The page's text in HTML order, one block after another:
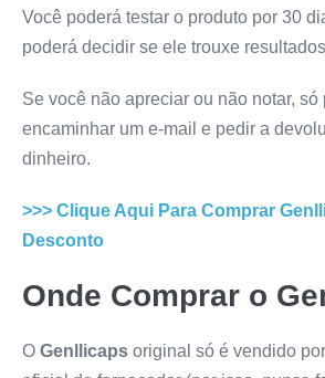
Você poderá testar o produto por 30
poderá decidir se ele trouxe
Se você não apreciar ou não notar, só
encaminhar um e-mail e pedir a
dinheiro.
>>> Clique Aqui Para Comprar
Desconto
Onde Comprar o
O Genllicaps original só é vendido